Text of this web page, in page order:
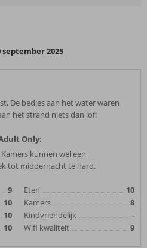
september 2025
De bedjes aan het water waren
het strand niets dan lof!
Only:
kunnen wel een
tot middernacht te hard.
9
10
10
10
Eten
10
Kamers
8
Kindvriendelijk
-
Wifi kwaliteit
9